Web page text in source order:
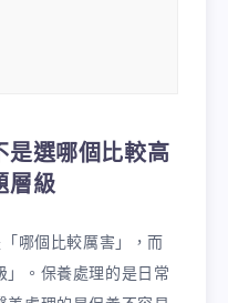
是選哪個比較高
層級
哪個比較厲害」，而
」。保養處理的是日常